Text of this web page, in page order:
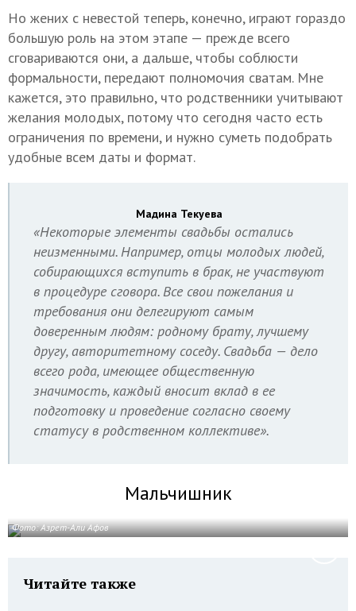
Но жених с невестой теперь, конечно, играют гораздо
большую роль на этом этапе — прежде всего
сговариваются они, а дальше, чтобы соблюсти
формальности, передают полномочия сватам. Мне
кажется, это правильно, что родственники учитывают
желания молодых, потому что сегодня часто есть
ограничения по времени, и нужно суметь подобрать
удобные всем даты и формат.
Мадина Текуева
«Некоторые элементы свадьбы остались
неизменными. Например, отцы молодых людей,
собирающихся вступить в брак, не участвуют
в процедуре сговора. Все свои пожелания и
требования они делегируют самым
доверенным людям: родному брату, лучшему
другу, авторитетному соседу. Свадьба — дело
всего рода, имеющее общественную
значимость, каждый вносит вклад в ее
подготовку и проведение согласно своему
статусу в родственном коллективе».
Мальчишник
Фото: Азрет-Али Афов
Читайте также